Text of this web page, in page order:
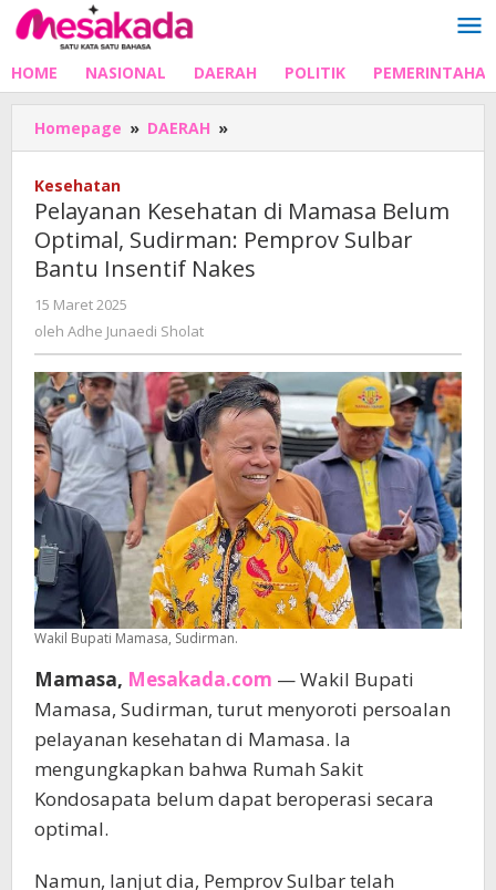
Lewati
ke
HOME NASIONAL DAERAH POLITIK
Homepage » DAERAH »
Kesehatan
Belum
Optimal,
Sudirman:
Insentif
Nakes
Kesehatan
Pelayanan Kesehatan di Mamasa Belum
Optimal, Sudirman: Pemprov Sulbar
Bantu Insentif Nakes
15 Maret 2025
Adhe
oleh Adhe Junaedi Sholat
Wakil Bupati Mamasa, Sudirman.
Mamasa, Mesakada.com — Wakil Bupati
Mamasa, Sudirman, turut menyoroti persoalan
pelayanan kesehatan di Mamasa. Ia
mengungkapkan bahwa Rumah Sakit
Kondosapata belum dapat beroperasi secara
optimal.
Namun, lanjut dia, Pemprov Sulbar telah